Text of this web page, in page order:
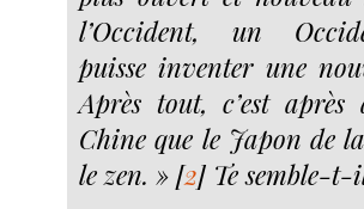
l’Occident, un
puisse inventer une
Après tout, c’est
Chine que le Japon de
le zen. » [2] Te semble-